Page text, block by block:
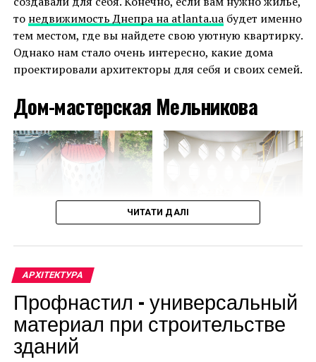
выбрать дом по своим вкусам и предпочтениям.
Разумный подбор участка, расчет фундамента и
материалов поможет сэкономить до 20% бюджета
строительства. Дом не потребует значительных
Количество комнат, их назначение и площадь
должны быть продуманы заранее, без лишних
квадратов и помещений.
этажа, подвала или подземного гаража.
Рассмотреть возможность квадратной или
прямоугольной формы дома, двухскатной
излишеств.
Участок под строительство подобрать в
соответствии с размерами коттеджа и с
учетом площади под хозпостройки,
желательно рядом с инженерными сетями.
то недвижимость Днепра на atlanta.uaбудет именно
тем местом, где вы найдете свою уютную квартирку.
Однако нам стало очень интересно, какие дома
проектировали архитекторы для себя и своих семей.
Дом-мастерская Мельникова
ЧИТАТИ ДАЛІ
АРХІТЕКТУРА
Профнастил – универсальный
материал при строительстве
зданий